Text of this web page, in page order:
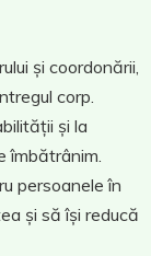
și coordonării,
corp.
și la
îmbătrânim.
persoanele în
și să își reducă